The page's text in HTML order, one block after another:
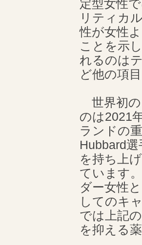
定型女性
リティカ
性が女性
ことを示
れるのは
ど他の項
世界初の
のは2021
ランドの
Hubbard
を持ち上
ています
ダー女性
してのキ
では上記
を抑える